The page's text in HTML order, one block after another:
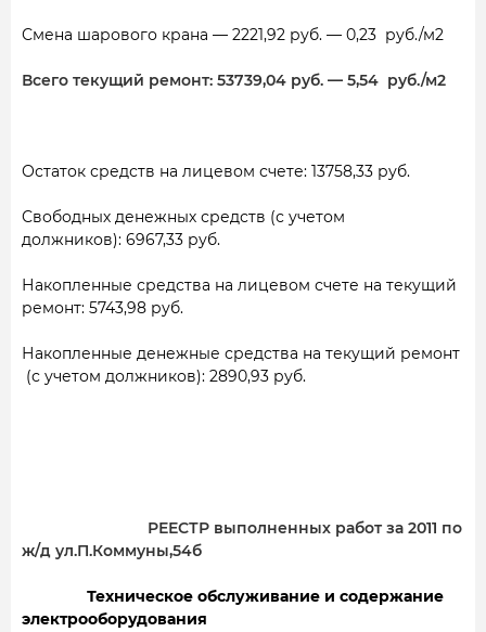
Смена шарового крана — 2221,92 руб. — 0,23 руб./м2
Всего текущий ремонт: 53739,04 руб. — 5,54 руб./м2
Остаток средств на лицевом счете: 13758,33 руб.
Свободных денежных средств (с учетом
должников): 6967,33 руб.
Накопленные средства на лицевом счете на текущий
ремонт: 5743,98 руб.
Накопленные денежные средства на текущий ремонт
(с учетом должников): 2890,93 руб.
РЕЕСТР выполненных работ за 2011 по
ж/д ул.П.Коммуны,54б
Техническое обслуживание и содержание
электрооборудования